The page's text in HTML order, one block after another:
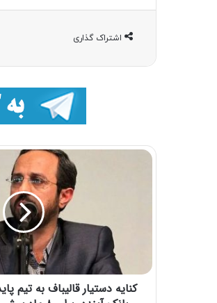
اشتراک گذاری
کنایه دستیار قالیباف به تیم